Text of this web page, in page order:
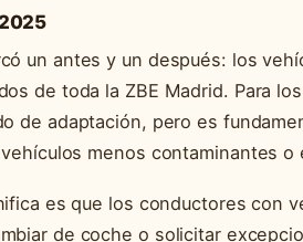
un antes y un después: los
de toda la ZBE Madrid. Para
de adaptación, pero es
menos contaminantes
es que los conductores con
de coche o solicitar